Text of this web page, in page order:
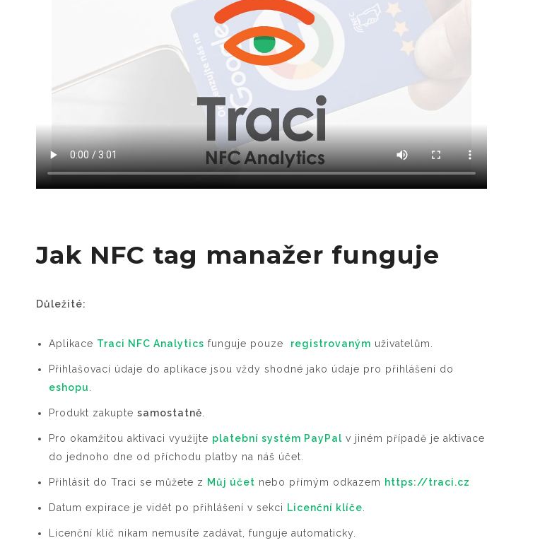
Jak NFC tag manažer funguje
Důležité:
Aplikace Traci NFC Analytics funguje pouze registrovaným uživatelům.
Přihlašovací údaje do aplikace jsou vždy shodné jako údaje pro přihlášení do
eshopu
Produkt zakuptesamostatně
Pro okamžitou aktivaci využijte platební systém PayPal v jiném případě je aktivace
do jednoho dne od příchodu platby na náš účet.
Přihlásit do Traci se můžete z Můj účet nebo přímým odkazem https://traci.cz
Datum expirace je vidět po přihlášení v sekci Licenční klíče
Licenční klíč nikam nemusíte zadávat, funguje automaticky.